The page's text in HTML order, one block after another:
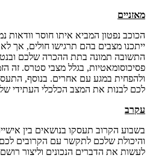
מאזניים
הכוכב נפטון המביא איתו חוסר וודאות
ייתכנו מצבים בהם תרגישו חולים, אך לא
התשובה תמונה בתת ההכרה שלכם
פסיכוסומאטיות, בגלל מצבי סטרס. זה
ולהפחית במגע עם אחרים. בנוסף,
לכם לבנות את המצב הכלכלי העתידי
עקרב
בשבוע הקרוב תעסקו בנושאים בין
והיכולת שלכם לתקשר עם הקרובים
לעשות את הדברים הנכונים וליצור